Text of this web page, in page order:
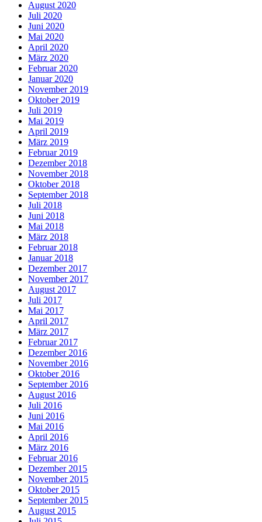
August 2020
Juli 2020
Juni 2020
Mai 2020
April 2020
März 2020
Februar 2020
Januar 2020
November 2019
Oktober 2019
Juli 2019
Mai 2019
April 2019
März 2019
Februar 2019
Dezember 2018
November 2018
Oktober 2018
September 2018
Juli 2018
Juni 2018
Mai 2018
März 2018
Februar 2018
Januar 2018
Dezember 2017
November 2017
August 2017
Juli 2017
Mai 2017
April 2017
März 2017
Februar 2017
Dezember 2016
November 2016
Oktober 2016
September 2016
August 2016
Juli 2016
Juni 2016
Mai 2016
April 2016
März 2016
Februar 2016
Dezember 2015
November 2015
Oktober 2015
September 2015
August 2015